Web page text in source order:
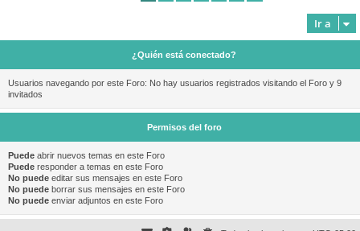
Ir a
¿Quién está conectado?
Usuarios navegando por este Foro: No hay usuarios registrados visitando el Foro y 9
invitados
Permisos del foro
Puede abrir nuevos temas en este Foro
Puede responder a temas en este Foro
No puede editar sus mensajes en este Foro
No puede borrar sus mensajes en este Foro
No puede enviar adjuntos en este Foro